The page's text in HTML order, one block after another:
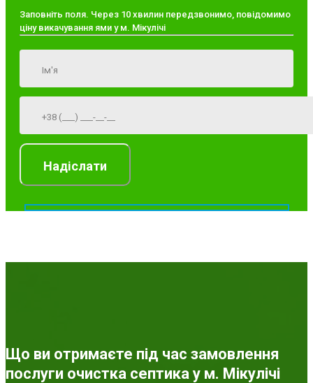
Заповніть поля. Через 10 хвилин передзвонимо, повідомимо
ціну викачування ями у м. Мікулічі
Що ви отримаєте під час замовлення
послуги очистка септика у м. Мікулічі